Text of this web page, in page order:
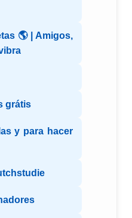
🌎 | Amigos,
grátis
y para hacer